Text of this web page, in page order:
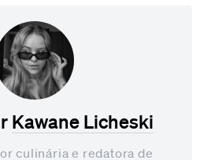
Kawane Licheski
culinária e redatora de